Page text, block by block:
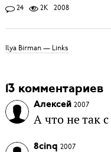
24 2K 2008
Ilya Birman — Links
13 комментариев
Алексей 2007
А что не так
8cinq 2007